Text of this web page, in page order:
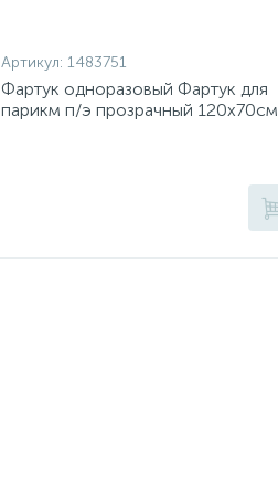
Артикул: 1483751
Фартук одноразовый Фартук для
парикм п/э прозрачный 120х70см